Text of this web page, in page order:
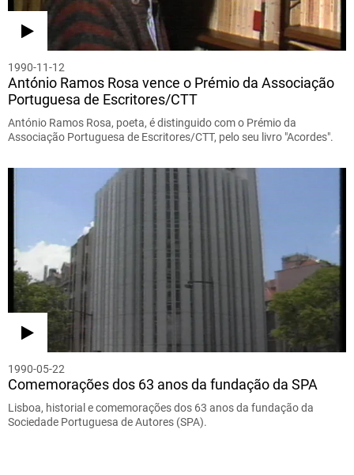
1990-11-12
António Ramos Rosa vence o Prémio da Associação
Portuguesa de Escritores/CTT
António Ramos Rosa, poeta, é distinguido com o Prémio da
Associação Portuguesa de Escritores/CTT, pelo seu livro "Acordes".
1990-05-22
Comemorações dos 63 anos da fundação da SPA
Lisboa, historial e comemorações dos 63 anos da fundação da
Sociedade Portuguesa de Autores (SPA).